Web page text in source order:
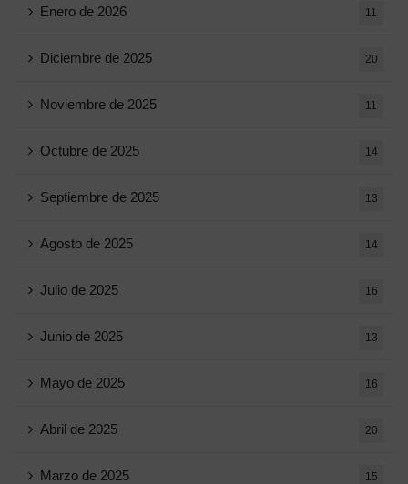
Enero de 2026 11
Diciembre de 2025 20
Noviembre de 2025 11
Octubre de 2025 14
Septiembre de 2025 13
Agosto de 2025 14
Julio de 2025 16
Junio ​​de 2025 13
Mayo de 2025 16
Abril de 2025 20
Marzo de 2025 15